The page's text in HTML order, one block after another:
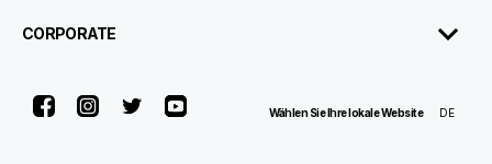
CORPORATE
FacebookInstagram
TwitterYoutubeWählen Sie Ihre lokale Website DE